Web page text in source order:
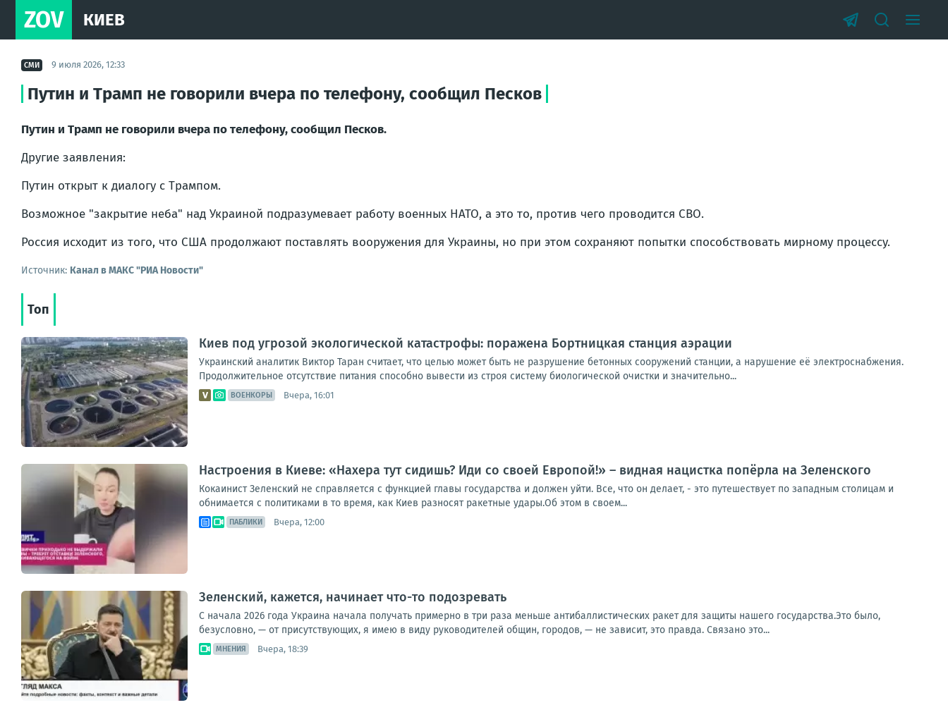
ZOV КИЕВ
СМИ 9 июля 2026, 12:33
Путин и Трамп не говорили вчера по телефону, сообщил Песков
Путин и Трамп не говорили вчера по телефону, сообщил Песков.
Другие заявления:
Путин открыт к диалогу с Трампом.
Возможное "закрытие неба" над Украиной подразумевает работу военных НАТО, а это то, против чего проводится СВО.
Россия исходит из того, что США продолжают поставлять вооружения для Украины, но при этом сохраняют попытки способствовать мирному процессу.
Источник: Канал в МАКС "РИА Новости"
Топ
Киев под угрозой экологической катастрофы: поражена Бортницкая станция аэрации
Украинский аналитик Виктор Таран считает, что целью может быть не разрушение бетонных сооружений станции, а нарушение её электроснабжения.
Продолжительное отсутствие питания способно вывести из строя систему биологической очистки и значительно...
ВОЕНКОРЫ Вчера, 16:01
Настроения в Киеве: «Нахера тут сидишь? Иди со своей Европой!» – видная нацистка попёрла на Зеленского
Кокаинист Зеленский не справляется с функцией главы государства и должен уйти. Все, что он делает, - это путешествует по западным столицам и
обнимается с политиками в то время, как Киев разносят ракетные удары.Об этом в своем...
ПАБЛИКИ Вчера, 12:00
Зеленский, кажется, начинает что-то подозревать
С начала 2026 года Украина начала получать примерно в три раза меньше антибаллистических ракет для защиты нашего государства.Это было,
безусловно, — от присутствующих, я имею в виду руководителей общин, городов, — не зависит, это правда. Связано это...
МНЕНИЯ Вчера, 18:39